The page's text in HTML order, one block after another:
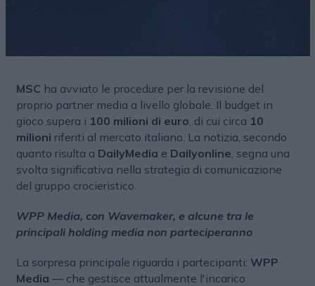
MSC ha avviato le procedure per la revisione del
proprio partner media a livello globale. Il budget in
gioco supera i 100 milioni di euro , di cui circa 10
milioni riferiti al mercato italiano. La notizia, secondo
quanto risulta a DailyMedia e Dailyonline , segna una
svolta significativa nella strategia di comunicazione
del gruppo crocieristico.
WPP Media, con Wavemaker, e alcune tra le
principali holding media non parteciperanno
La sorpresa principale riguarda i partecipanti: WPP
Media — che gestisce attualmente l'incarico